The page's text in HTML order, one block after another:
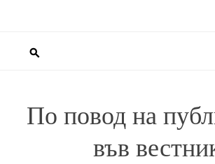
По повод на
във